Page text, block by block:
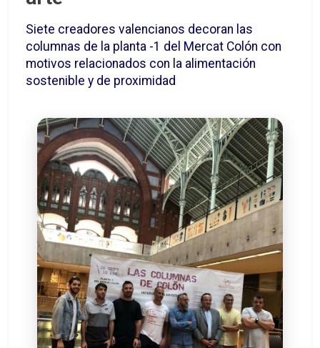
Siete creadores valencianos decoran las
columnas de la planta -1 del Mercat Colón con
motivos relacionados con la alimentación
sostenible y de proximidad